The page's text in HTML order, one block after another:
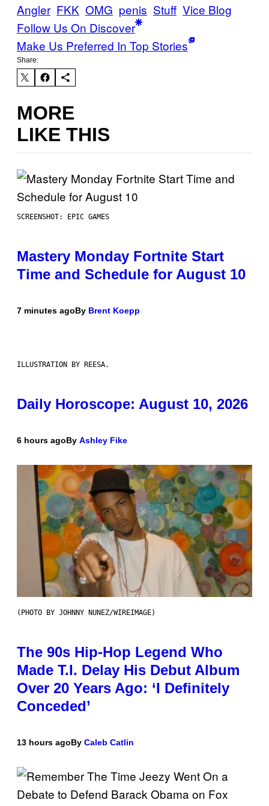
Angler FKK OMG penis Stuff Vice Blog
Follow Us On Discover
Make Us Preferred In Top Stories
Share:
MORE
LIKE THIS
SCREENSHOT: EPIC GAMES
Mastery Monday Fortnite Start
Time and Schedule for August 10
7 minutes agoBy Brent Koepp
ILLUSTRATION BY REESA.
Daily Horoscope: August 10, 2026
6 hours agoBy Ashley Fike
(PHOTO BY JOHNNY NUNEZ/WIREIMAGE)
The 90s Hip-Hop Legend Who
Made T.I. Delay His Debut Album
Over 20 Years Ago: ‘I Definitely
Conceded’
13 hours agoBy Caleb Catlin